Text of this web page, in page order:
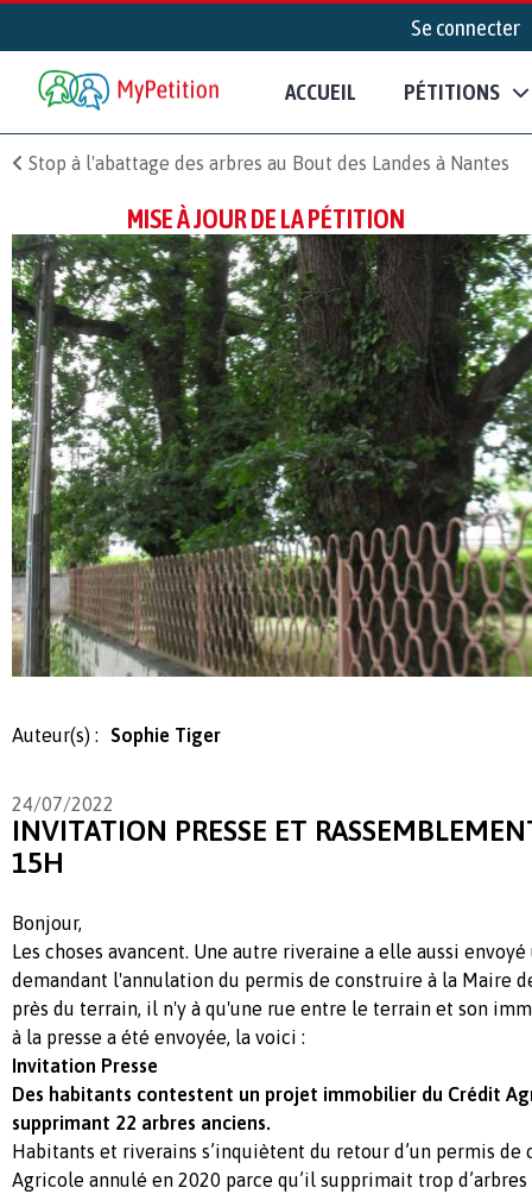
Se connecter
ACCUEIL PÉTITIONS
Stop à l'abattage des arbres au Bout des Landes à Nantes
MISE À JOUR DE LA PÉTITION
Auteur(s) : Sophie Tiger
24/07/2022
INVITATION PRESSE ET
15H
Bonjour,
Les choses avancent. Une autre riveraine a elle aussi
demandant l'annulation du permis de construire à la Maire
près du terrain, il n'y à qu'une rue entre le terrain et son
à la presse a été envoyée, la voici :
Invitation Presse
Des habitants contestent un projet immobilier du Crédit
supprimant 22 arbres anciens.
Habitants et riverains s’inquiètent du retour d’un permis de
Agricole annulé en 2020 parce qu’il supprimait trop